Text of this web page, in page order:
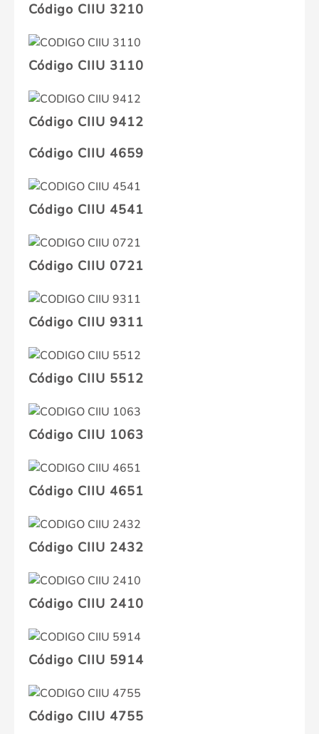
Código CIIU 3210
Código CIIU 3110
Código CIIU 9412
Código CIIU 4659
Código CIIU 4541
Código CIIU 0721
Código CIIU 9311
Código CIIU 5512
Código CIIU 1063
Código CIIU 4651
Código CIIU 2432
Código CIIU 2410
Código CIIU 5914
Código CIIU 4755